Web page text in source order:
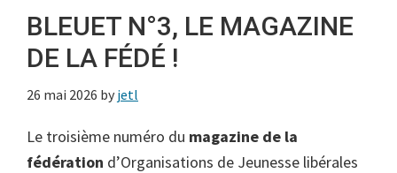
libérales
BLEUET N°3, LE MAGAZINE
DE LA FÉDÉ !
26 mai 2026 by jetl
Le troisième numéro du magazine de la
fédération d’Organisations de Jeunesse libérales